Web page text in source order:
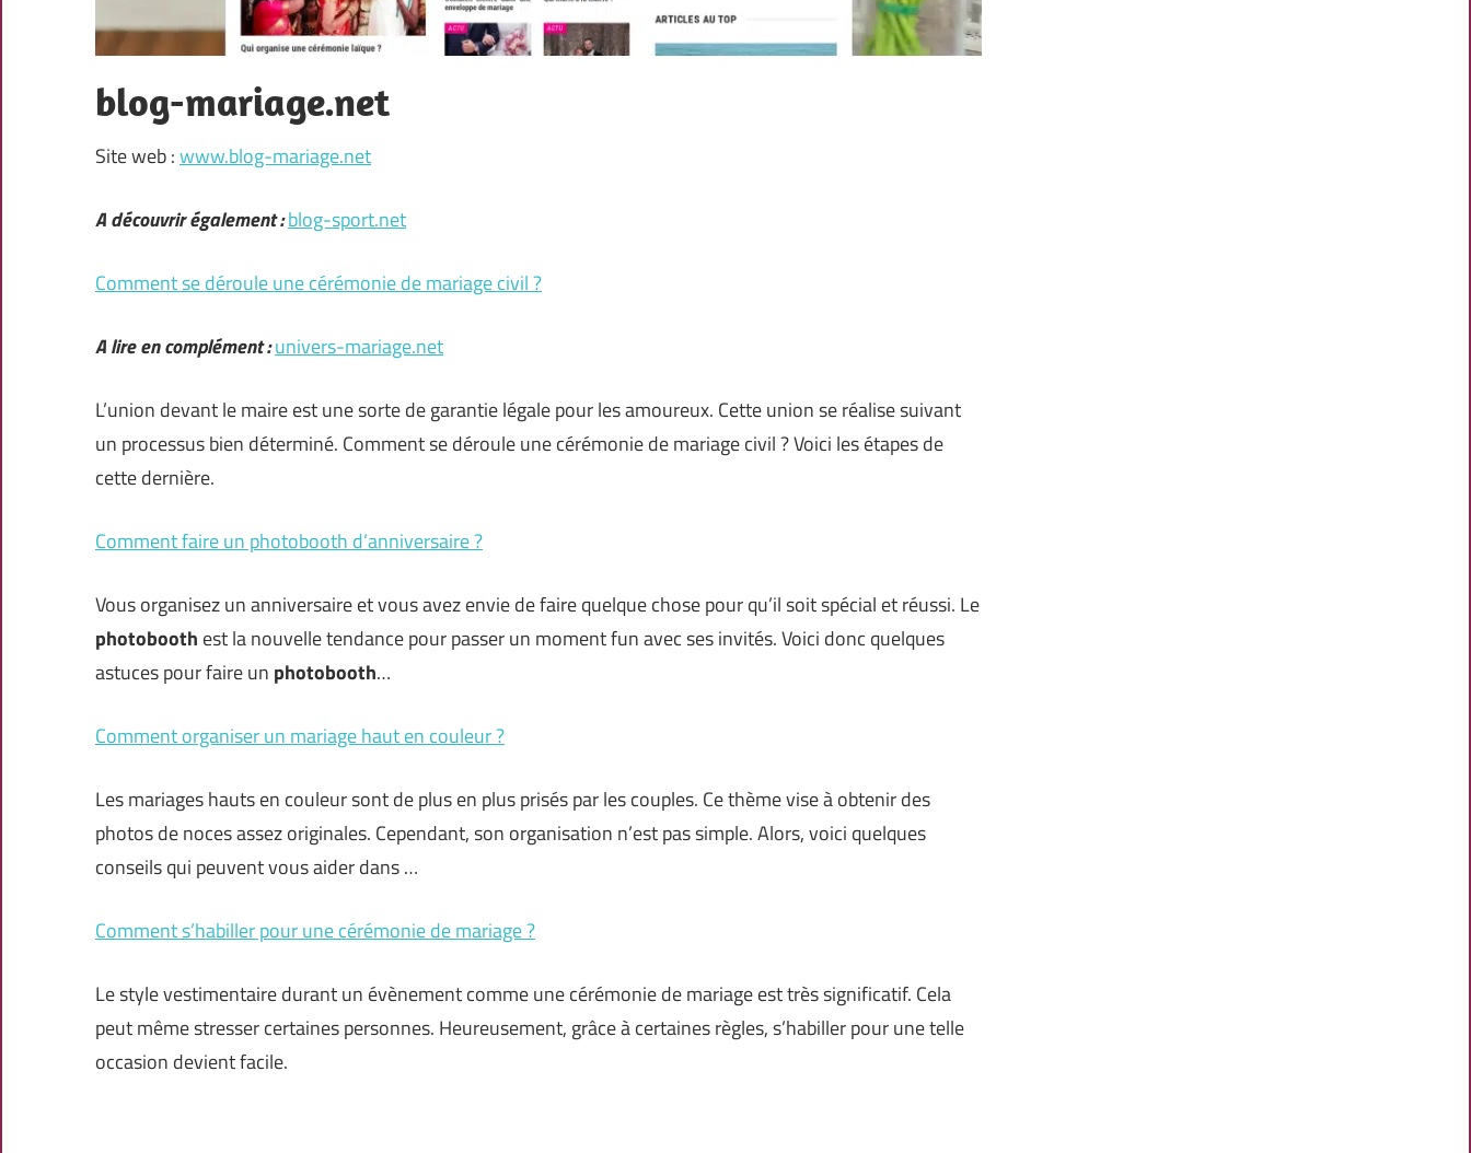
blog-mariage.net
Site web :www.blog-mariage.net
A découvrir également :blog-sport.net
Comment se déroule une cérémonie de mariage civil ?
A lire en complément :univers-mariage.net
L’union devant le maire est une sorte de garantie légale pour les amoureux. Cette union se réalise suivant
un processus bien déterminé. Comment se déroule une cérémonie de mariage civil ? Voici les étapes de
cette dernière.
Comment faire un photobooth d’anniversaire ?
Vous organisez un anniversaire et vous avez envie de faire quelque chose pour qu’il soit spécial et réussi. Le
photobooth est la nouvelle tendance pour passer un moment fun avec ses invités. Voici donc quelques
astuces pour faire un photobooth…
Comment organiser un mariage haut en couleur ?
Les mariages hauts en couleur sont de plus en plus prisés par les couples. Ce thème vise à obtenir des
photos de noces assez originales. Cependant, son organisation n’est pas simple. Alors, voici quelques
conseils qui peuvent vous aider dans …
Comment s’habiller pour une cérémonie de mariage ?
Le style vestimentaire durant un évènement comme une cérémonie de mariage est très significatif. Cela
peut même stresser certaines personnes. Heureusement, grâce à certaines règles, s’habiller pour une telle
occasion devient facile.